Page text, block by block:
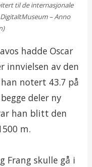
til de internasjonale
– Anno
hadde Oscar
innvielsen av den
notert 43.7 på
deler ny
han blitt den
m.
Frang skulle gå i